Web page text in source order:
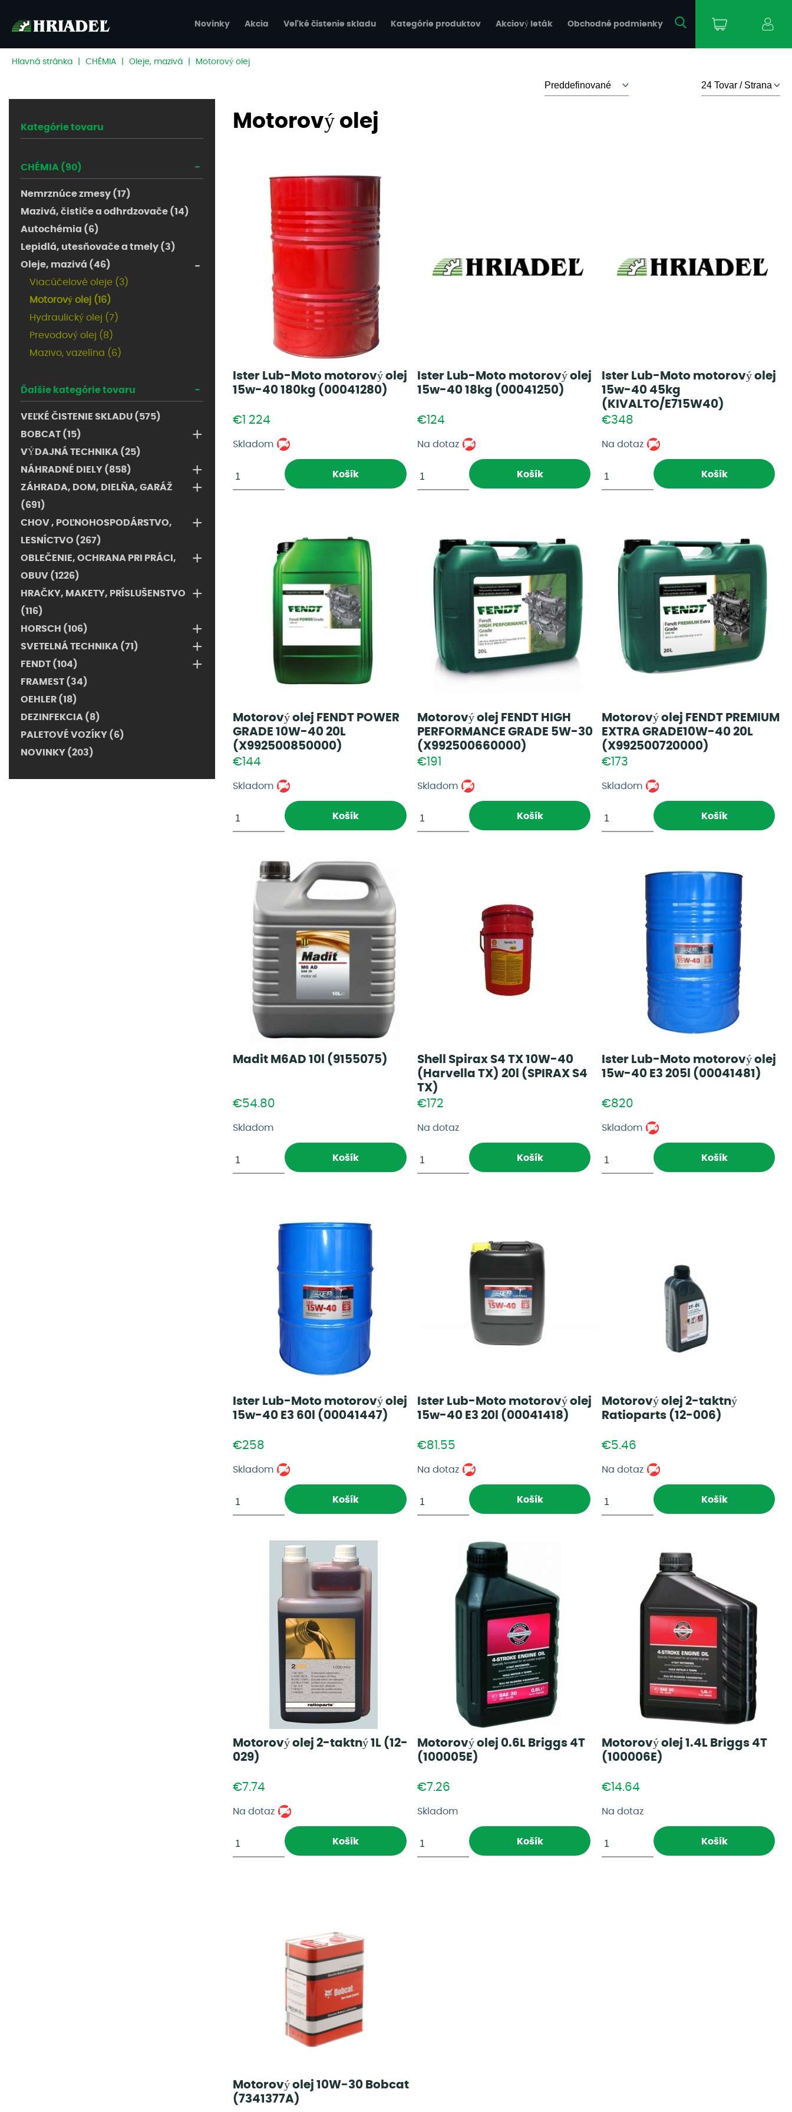
Novinky Akcia Veľké čistenie skladu Kategórie produktov Akciový leták Obchodné podmienky
Hlavná stránka CHÉMIA Oleje, mazivá Motorový olej
Kategórie tovaru
CHÉMIA (90) -
Nemrznúce zmesy (17)
Mazivá, čističe a odhrdzovače (14)
Autochémia (6)
Lepidlá, utesňovače a tmely (3)
Oleje, mazivá (46)
-
Viacúčelové oleje (3)
Motorový olej (16)
Hydraulický olej (7)
Prevodový olej (8)
Mazivo, vazelína (6)
Ďalšie kategórie tovaru -
VEĽKÉ ČISTENIE SKLADU (575)
BOBCAT (15)
+
VÝDAJNÁ TECHNIKA (25)
NÁHRADNÉ DIELY (858)
+
ZÁHRADA, DOM, DIELŇA, GARÁŽ
(691)
+
CHOV , POĽNOHOSPODÁRSTVO,
LESNÍCTVO (267)
+
OBLEČENIE, OCHRANA PRI PRÁCI,
OBUV (1226)
+
HRAČKY, MAKETY, PRÍSLUŠENSTVO
(116)
+
HORSCH (106) +
SVETELNÁ TECHNIKA (71) +
FENDT (104) +
FRAMEST (34)
OEHLER (18)
DEZINFEKCIA (8)
PALETOVÉ VOZÍKY (6)
NOVINKY (203)
Motorový olej
Ister Lub-Moto motorový olej
15w-40 180kg (00041280)
€1 224
Skladom
Košík
Ister Lub-Moto motorový olej
15w-40 18kg (00041250)
€124
Na dotaz
Košík
Ister Lub-Moto motorový olej
15w-40 45kg
(KIVALTO/E715W40)
€348
Na dotaz
Košík
Motorový olej FENDT POWER
GRADE 10W-40 20L
(X992500850000)
€144
Skladom
Košík
Motorový olej FENDT HIGH
PERFORMANCE GRADE 5W-30
(X992500660000)
€191
Skladom
Košík
Motorový olej FENDT PREMIUM
EXTRA GRADE10W-40 20L
(X992500720000)
€173
Skladom
Košík
Madit M6AD 10l (9155075)
€54.80
Skladom
Košík
Shell Spirax S4 TX 10W-40
(Harvella TX) 20l (SPIRAX S4
TX)
€172
Na dotaz
Košík
Ister Lub-Moto motorový olej
15w-40 E3 205l (00041481)
€820
Skladom
Košík
Ister Lub-Moto motorový olej
15w-40 E3 60l (00041447)
€258
Skladom
Košík
Ister Lub-Moto motorový olej
15w-40 E3 20l (00041418)
€81.55
Na dotaz
Košík
Motorový olej 2-taktný
Ratioparts (12-006)
€5.46
Na dotaz
Košík
Motorový olej 2-taktný 1L (12-
029)
€7.74
Na dotaz
Košík
Motorový olej 0.6L Briggs 4T
(100005E)
€7.26
Skladom
Košík
Motorový olej 1.4L Briggs 4T
(100006E)
€14.64
Na dotaz
Košík
Motorový olej 10W‑30 Bobcat
(7341377A)